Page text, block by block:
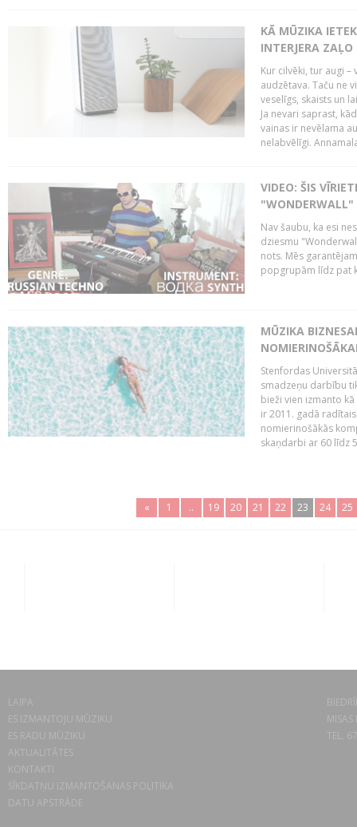
KĀ MŪZIKA
INTERJERA
Kur cilvēki, tur augi
audzētava. Taču ne
veselīgs, skaists un
Ja nevari saprast,
vainas ir nevēlama
nelabvēlīgi.
VIDEO: ŠIS
"WONDERWALL"
Nav šaubu, ka esi
dziesmu
nots. Mēs
popgrupām līdz pat
MŪZIKA
Stenfordas
smadzeņu darbību
bieži vien izmanto
ir 2011. gadā
nomierinošākās
skaņdarbi ar 60 līdz
« 1 .. 19 20 21 22 23 24 25
LAIPA
ES IZMANTOJU MŪZIKU
ES RADU MŪZIKU
AKTUALITĀTES
KONTAKTI
SĪKDATŅU IZMANTOŠANAS POLITIKA
DATU APSTRĀDE
TEL.